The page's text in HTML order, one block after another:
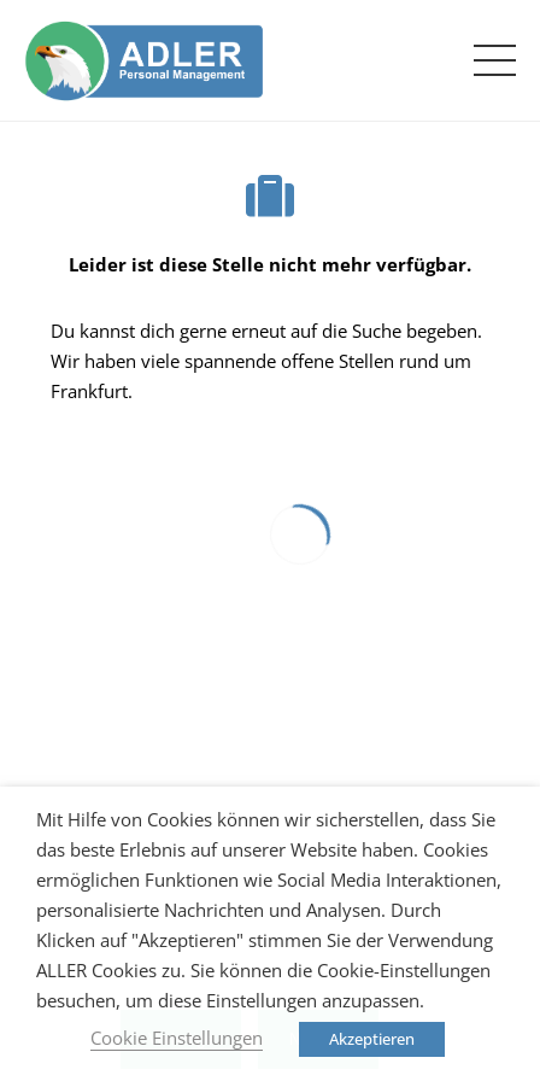
Leider ist diese Stelle nicht mehr verfügbar.
Du kannst dich gerne erneut auf die Suche begeben.
Wir haben viele spannende offene Stellen rund um
Frankfurt.
Mit Hilfe von Cookies können wir sicherstellen, dass Sie
das beste Erlebnis auf unserer Website haben. Cookies
ermöglichen Funktionen wie Social Media Interaktionen,
personalisierte Nachrichten und Analysen. Durch
Klicken auf "Akzeptieren" stimmen Sie der Verwendung
ALLER Cookies zu. Sie können die Cookie-Einstellungen
besuchen, um diese Einstellungen anzupassen.
Cookie Einstellungen
Akzeptieren